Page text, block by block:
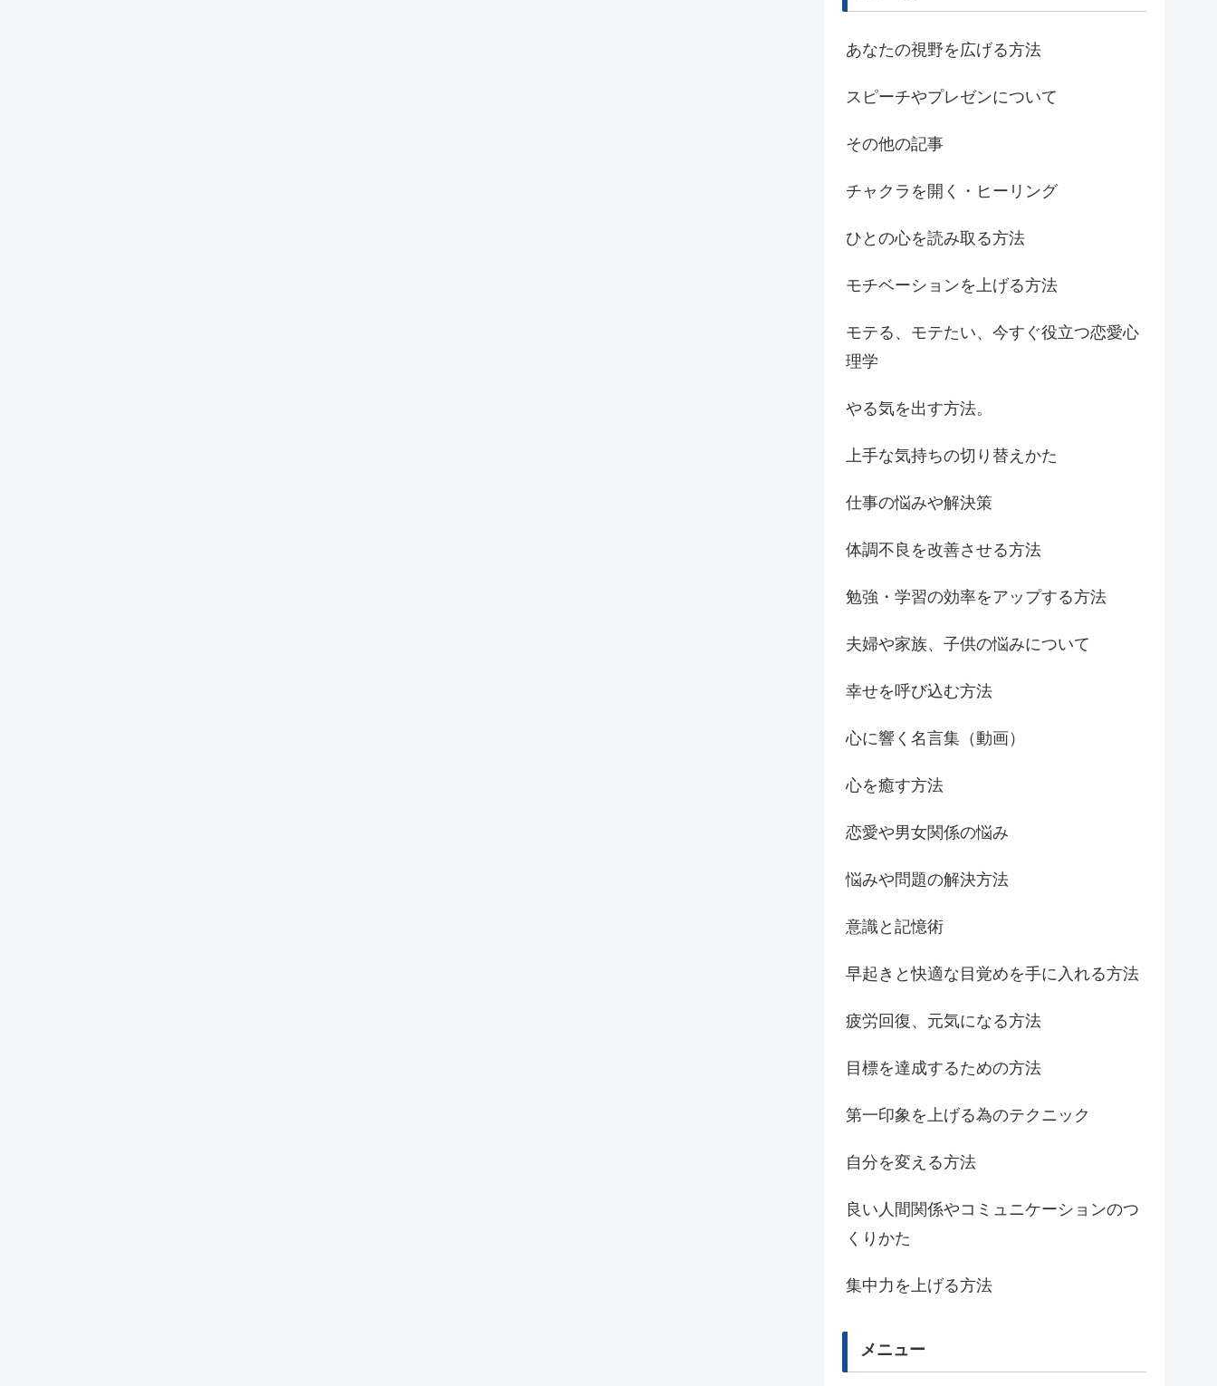
あなたの視野を広げる方法
スピーチやプレゼンについて
その他の記事
チャクラを開く・ヒーリング
ひとの心を読み取る方法
モチベーションを上げる方法
モテる、モテたい、今すぐ役立つ恋愛心
理学
やる気を出す方法。
上手な気持ちの切り替えかた
仕事の悩みや解決策
体調不良を改善させる方法
勉強・学習の効率をアップする方法
夫婦や家族、子供の悩みについて
幸せを呼び込む方法
心に響く名言集（動画）
心を癒す方法
恋愛や男女関係の悩み
悩みや問題の解決方法
意識と記憶術
早起きと快適な目覚めを手に入れる方法
疲労回復、元気になる方法
目標を達成するための方法
第一印象を上げる為のテクニック
自分を変える方法
良い人間関係やコミュニケーションのつ
くりかた
集中力を上げる方法
メニュー